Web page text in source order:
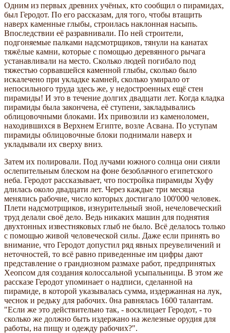
Одним из первых древних учёных, кто сообщил о пирамидах,
был Геродот. По его рассказам, для того, чтобы втащить
наверх каменные глыбы, строилась наклонная насыпь.
Впоследствии её разравнивали. По ней строители,
подгоняемые палками надсмотрщиков, тянули на канатах
тяжёлые камни, которые с помощью деревянного рычага
устанавливали на место. Сколько людей погибало под
тяжестью сорвавшейся каменной глыбы, сколько было
искалечено при укладке камней, сколько умирало от
непосильного труда здесь же, у недостроенных ещё стен
пирамиды! И это в течение долгих двадцати лет. Когда кладка
пирамиды была закончена, её ступени, закладывались
облицовочными блоками. Их привозили из каменоломен,
находившихся в Верхнем Египте, возле Асвана. По уступам
пирамиды облицовочные блоки поднимали наверх и
укладывали их сверху вниз.
Затем их полировали. Под лучами южного солнца они сияли
ослепительным блеском на фоне безоблачного египетского
неба. Геродот рассказывает, что постройка пирамиды Хуфу
длилась около двадцати лет. Через каждые три месяца
менялись рабочие, число которых достигало 100'000 человек.
Плети надсмотрщиков, изнурительный зной, нечеловеческий
труд делали своё дело. Ведь никаких машин для поднятия
двухтонных известняковых глыб не было. Всё делалось только
с помощью живой человеческой силы. Даже если принять во
внимание, что Геродот допустил ряд явных преувеличений и
неточностей, то всё равно приведенные им цифры дают
представление о грандиозном размахе работ, предпринятых
Хеопсом для создания колоссальной усыпальницы. В этом же
рассказе Геродот упоминает о надписи, сделанной на
пирамиде, в которой указывалась сумма, издержанная на лук,
чеснок и редьку для рабочих. 0на равнялась 1600 талантам.
"Если же это действительно так, - восклицает Геродот, - то
сколько же должно быть издержано на железные орудия для
работы, на пищу и одежду рабочих?".